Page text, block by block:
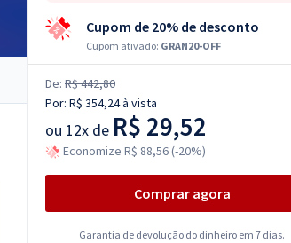
Cupom de 20% de desconto
Cupom ativado: GRAN20-OFF
De: R$ 442,80
Por: R$ 354,24à vista
ou 12x de R$ 29,52
Economize R$ 88,56 (-20%)
Comprar agora
Garantia de devolução do dinheiro em 7 dias.